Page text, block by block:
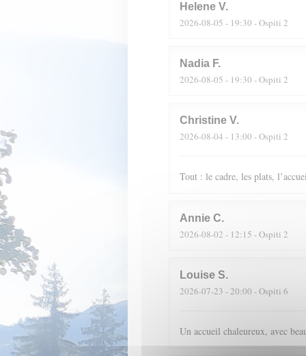
Helene V
2026-08-05 - 19:30 - Ospiti 2
Nadia F
2026-08-05 - 19:30 - Ospiti 2
Christine V
2026-08-04 - 13:00 - Ospiti 2
Tout : le cadre, les plats,
Annie C
2026-08-02 - 12:15 - Ospiti 2
Louise S
2026-07-23 - 20:00 - Ospiti 6
Un accueil chaleureux, avec